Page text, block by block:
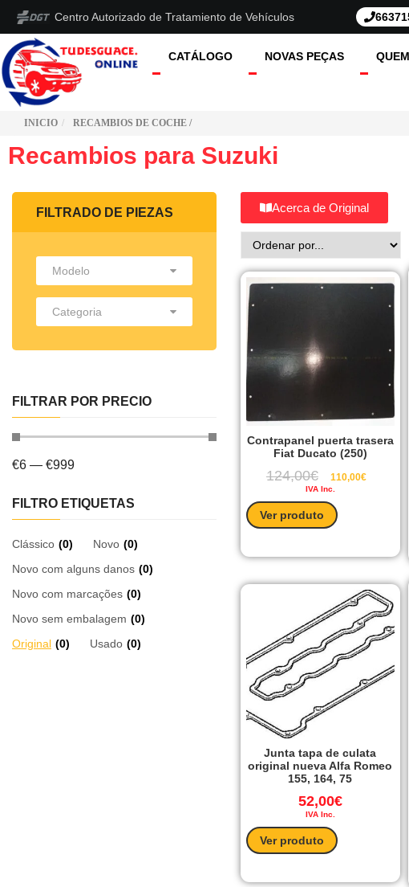
Centro Autorizado de Tratamiento de Vehículos
CATÁLOGO NOVAS PEÇAS
INICIO RECAMBIOS DE COCHE /
Recambios para Suzuki
FILTRADO DE PIEZAS
FILTRAR POR PRECIO
€6 — €999
FILTRO ETIQUETAS
Clássico (0) Novo (0)
Novo com alguns danos (0)
Novo com marcações (0)
Novo sem embalagem (0)
Original (0) Usado (0)
Acerca de Original
Contrapanel puerta trasera
Fiat Ducato (250)
124,00€ 110,00€
IVA Inc.
Ver produto
Junta tapa de culata
original nueva Alfa Romeo
155, 164, 75
52,00€
IVA Inc.
Ver produto